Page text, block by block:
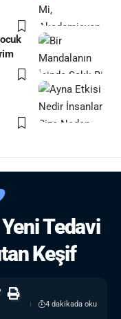
Tedavi
Keşif
4 dakikada oku